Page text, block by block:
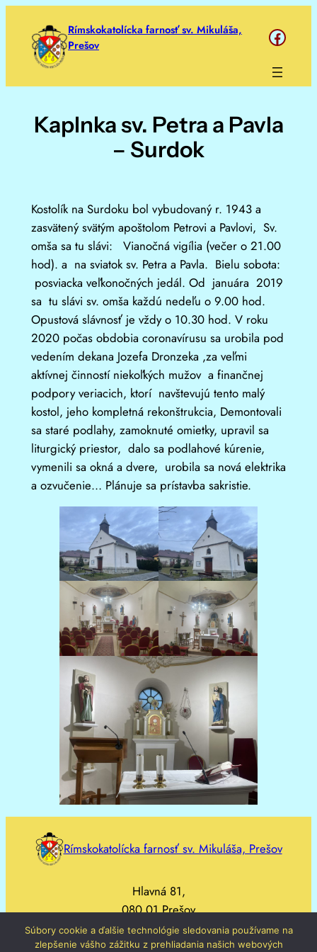
obsah
Rímskokatolícka farnosť sv. Mikuláša,
Prešov
https://
Kaplnka sv. Petra a Pavla
– Surdok
Kostolík na Surdoku bol vybudovaný r. 1943 a
zasvätený svätým apoštolom Petrovi a Pavlovi, Sv.
omša sa tu slávi: Vianočná vigília (večer o 21.00
hod). a na sviatok sv. Petra a Pavla. Bielu sobota:
posviacka veľkonočných jedál. Od januára 2019
sa tu slávi sv. omša každú nedeľu o 9.00 hod.
Opustová slávnosť je vždy o 10.30 hod. V roku
2020 počas obdobia coronavírusu sa urobila pod
vedením dekana Jozefa Dronzeka ,za veľmi
aktívnej činností niekoľkých mužov a finančnej
podpory veriacich, ktorí navštevujú tento malý
kostol, jeho kompletná rekonštrukcia, Demontovali
sa staré podlahy, zamoknuté omietky, upravil sa
liturgický priestor, dalo sa podlahové kúrenie,
vymenili sa okná a dvere, urobila sa nová elektrika
a ozvučenie… Plánuje sa prístavba sakristie.
Rímskokatolícka farnosť sv. Mikuláša, Prešov
Hlavná 81,
080 01 Prešov
Súbory cookie a ďalšie technológie sledovania používame na
zlepšenie vášho zážitku z prehliadania našich webových